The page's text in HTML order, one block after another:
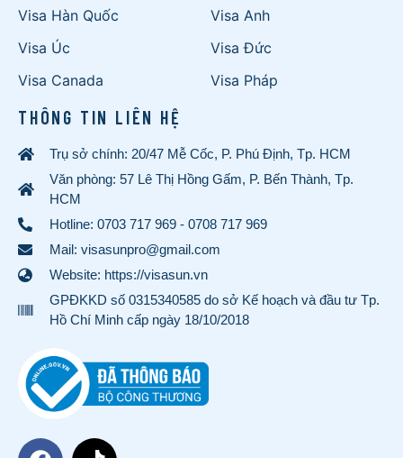
Visa Hàn Quốc
Visa Úc
Visa Canada
Visa Anh
Visa Đức
Visa Pháp
THÔNG TIN LIÊN HỆ
Trụ sở chính: 20/47 Mễ Cốc, P. Phú Định, Tp. HCM
Văn phòng: 57 Lê Thị Hồng Gấm, P. Bến Thành, Tp.
HCM
Hotline: 0703 717 969 - 0708 717 969
Mail: visasunpro@gmail.com
Website: https://visasun.vn
GPĐKKD số 0315340585 do sở Kế hoạch và đầu tư Tp.
Hồ Chí Minh cấp ngày 18/10/2018